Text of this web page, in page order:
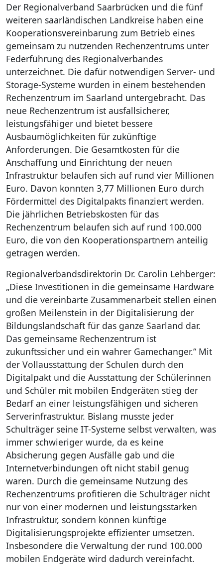
Der Regionalverband Saarbrücken und die fünf
weiteren saarländischen Landkreise haben eine
Kooperationsvereinbarung zum Betrieb eines
gemeinsam zu nutzenden Rechenzentrums unter
Federführung des Regionalverbandes
unterzeichnet. Die dafür notwendigen Server- und
Storage-Systeme wurden in einem bestehenden
Rechenzentrum im Saarland untergebracht. Das
neue Rechenzentrum ist ausfallsicherer,
leistungsfähiger und bietet bessere
Ausbaumöglichkeiten für zukünftige
Anforderungen. Die Gesamtkosten für die
Anschaffung und Einrichtung der neuen
Infrastruktur belaufen sich auf rund vier Millionen
Euro. Davon konnten 3,77 Millionen Euro durch
Fördermittel des Digitalpakts finanziert werden.
Die jährlichen Betriebskosten für das
Rechenzentrum belaufen sich auf rund 100.000
Euro, die von den Kooperationspartnern anteilig
getragen werden.
Regionalverbandsdirektorin Dr. Carolin Lehberger:
„Diese Investitionen in die gemeinsame Hardware
und die vereinbarte Zusammenarbeit stellen einen
großen Meilenstein in der Digitalisierung der
Bildungslandschaft für das ganze Saarland dar.
Das gemeinsame Rechenzentrum ist
zukunftssicher und ein wahrer Gamechanger.“ Mit
der Vollausstattung der Schulen durch den
Digitalpakt und die Ausstattung der Schülerinnen
und Schüler mit mobilen Endgeräten stieg der
Bedarf an einer leistungsfähigen und sicheren
Serverinfrastruktur. Bislang musste jeder
Schulträger seine IT-Systeme selbst verwalten, was
immer schwieriger wurde, da es keine
Absicherung gegen Ausfälle gab und die
Internetverbindungen oft nicht stabil genug
waren. Durch die gemeinsame Nutzung des
Rechenzentrums profitieren die Schulträger nicht
nur von einer modernen und leistungsstarken
Infrastruktur, sondern können künftige
Digitalisierungsprojekte effizienter umsetzen.
Insbesondere die Verwaltung der rund 100.000
mobilen Endgeräte wird dadurch vereinfacht.